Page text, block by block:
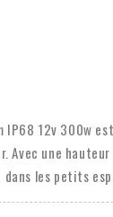
IP68 12v 300w
une
les petits
des